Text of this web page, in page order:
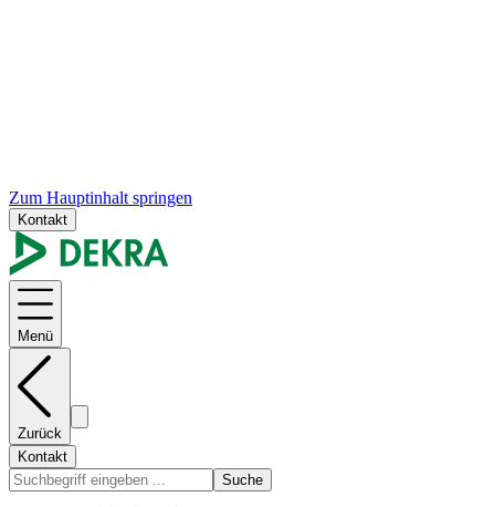
Zum Hauptinhalt springen
Kontakt
Menü
Zurück
Kontakt
Suche